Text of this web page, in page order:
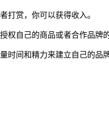
打赏，你可以获得收入。
权自己的商品或者合作品牌
时间和精力来建立自己的品